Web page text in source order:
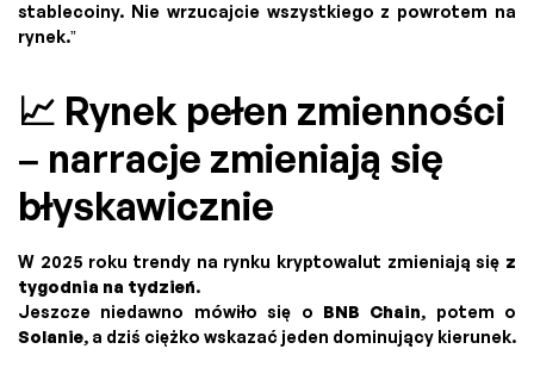
stablecoiny. Nie wrzucajcie wszystkiego z powrotem na
rynek.”
📈 Rynek pełen zmienności
– narracje zmieniają się
błyskawicznie
W 2025 roku trendy na rynku kryptowalut zmieniają się z
tygodnia na tydzień.
Jeszcze niedawno mówiło się o BNB Chain, potem o
Solanie, a dziś ciężko wskazać jeden dominujący kierunek.